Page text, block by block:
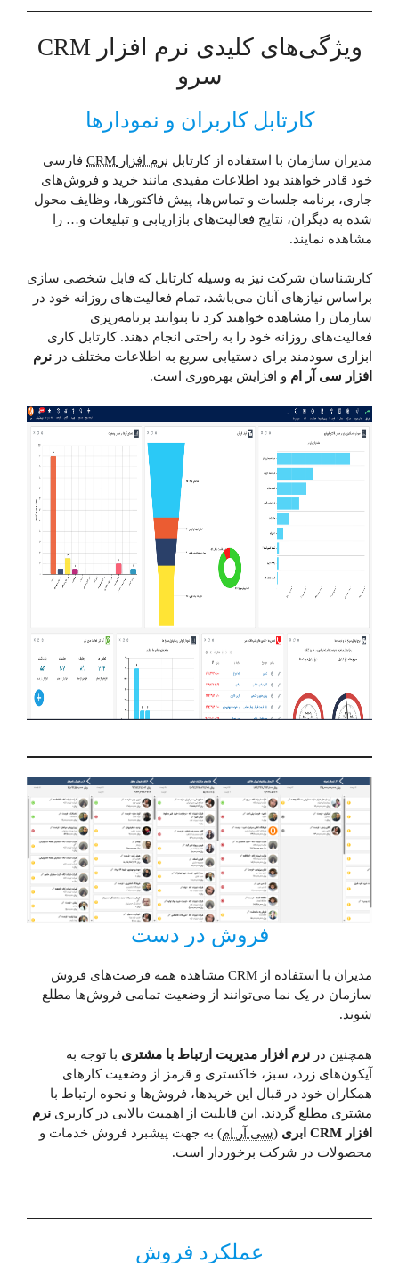
ویژگی‌های کلیدی نرم افزار CRM
سرو
کارتابل کاربران و نمودار‌‌ها
مدیران سازمان با استفاده از کارتابل نرم افزار CRM
فارسی
خود قادر خواهند بود اطلاعات مفیدی مانند خرید و فروش‌های
جاری، برنامه جلسات و تماس‌ها، پیش فاکتور‌ها، وظایف محول
شده به دیگران، نتایج فعالیت‌های بازاریابی و تبلیغات و… را
مشاهده نمایند.
کارشناسان شرکت نیز به وسیله کارتابل که قابل شخصی سازی
بر‌اساس نیاز‌های آنان می‌باشد، تمام فعالیت‌های روزانه خود در
سازمان را مشاهده خواهند کرد تا بتوانند برنامه‌ریزی
فعالیت‌های روزانه خود را به راحتی انجام دهند. کارتابل کاری
ابزاری سودمند برای دستیابی سریع به اطلاعات مختلف در نرم
افزار سی آر ام و افزایش بهره‌وری است.
فروش در دست
مدیران با استفاده از CRM مشاهده همه فرصت‌های فروش
سازمان در یک نما می‌توانند از وضعیت تمامی فروش‌ها مطلع
شوند.
همچنین در نرم افزار مدیریت ارتباط با مشتری با توجه به
آیکون‌های زرد، سبز، خاکستری و قرمز از وضعیت کار‌های
همکاران خود در قبال این خریدها، فروش‌ها و نحوه ارتباط با
مشتری مطلع گردند. این قابلیت از اهمیت بالایی در کاربری نرم
افزار CRM ابری
(سی آر ام) به جهت پیشبرد فروش خدمات و
محصولات در شرکت برخوردار است.
عملکرد فروش